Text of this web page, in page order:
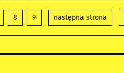
8 9 następna strona